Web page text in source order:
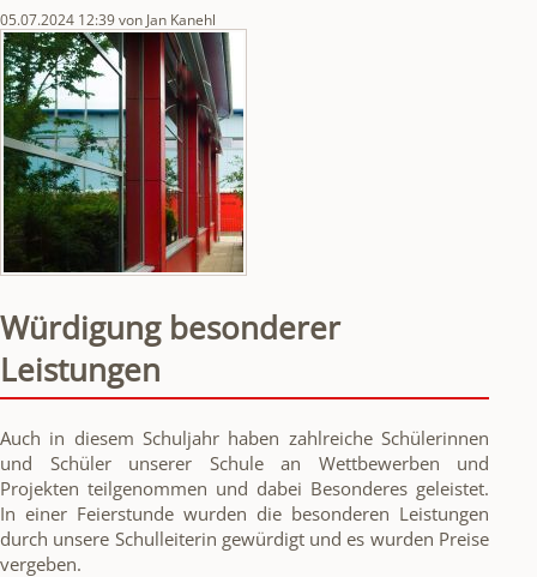
2024/25
05.07.2024 12:39von Jan Kanehl
Würdigung besonderer
Leistungen
Auch in diesem Schuljahr haben zahlreiche Schülerinnen
und Schüler unserer Schule an Wettbewerben und
Projekten teilgenommen und dabei Besonderes geleistet.
In einer Feierstunde wurden die besonderen Leistungen
durch unsere Schulleiterin gewürdigt und es wurden Preise
vergeben.